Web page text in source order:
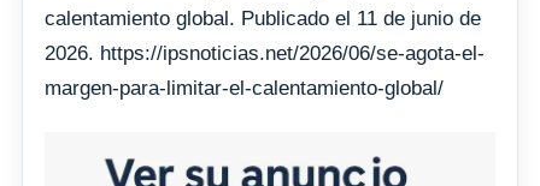
calentamiento global. Publicado el 11 de junio de
2026. https://ipsnoticias.net/2026/06/se-agota-el-
margen-para-limitar-el-calentamiento-global/